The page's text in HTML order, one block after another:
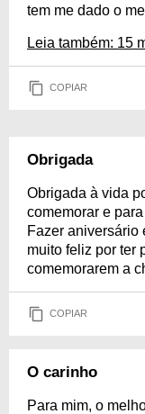
tem me dado o
Leia também: 15
COPIAR
Obrigada
Obrigada à vida
comemorar e
Fazer aniversário
muito feliz por ter
comemorarem a
COPIAR
O carinho
Para mim, o